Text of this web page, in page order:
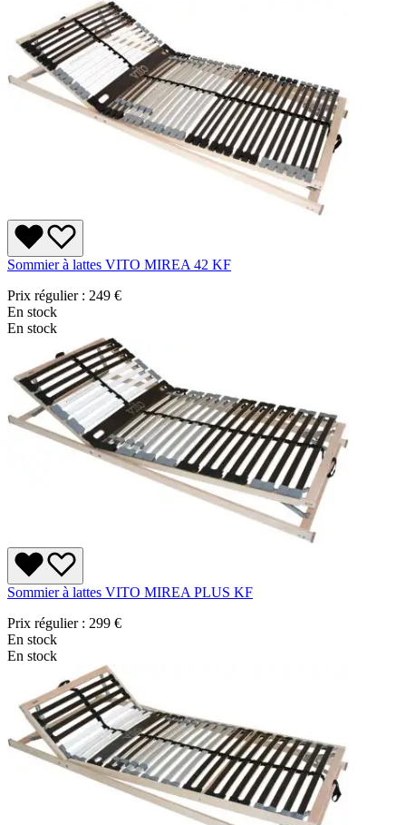
Sommier à lattes VITO MIREA 42 KF
Prix régulier : 249 €
En stock
En stock
Sommier à lattes VITO MIREA PLUS KF
Prix régulier : 299 €
En stock
En stock